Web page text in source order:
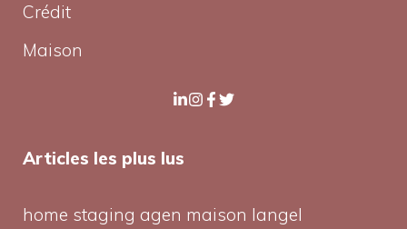
Crédit
Maison
Articles les plus lus
home staging agen maison langel